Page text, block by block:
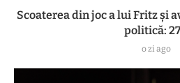
Scoaterea din joc a lui Fritz și
politică:
o zi ago